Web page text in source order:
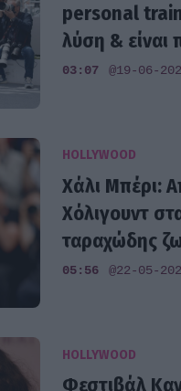
personal
λύση & είναι
03:07 @19-06-
HOLLYWOOD
Χάλι Μπέρι:
Χόλιγουντ
ταραχώδης
05:56 @22-05-
HOLLYWOOD
Φεστιβάλ